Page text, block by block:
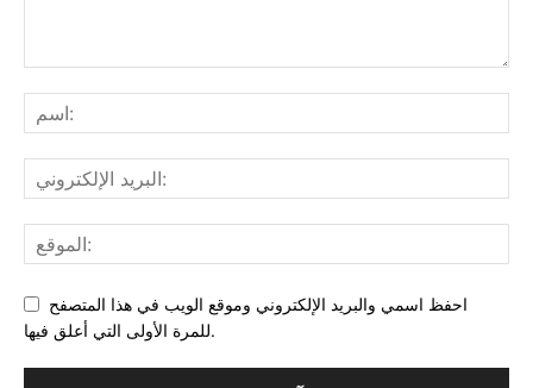
احفظ اسمي والبريد الإلكتروني وموقع الويب في هذا المتصفح
للمرة الأولى التي أعلق فيها.